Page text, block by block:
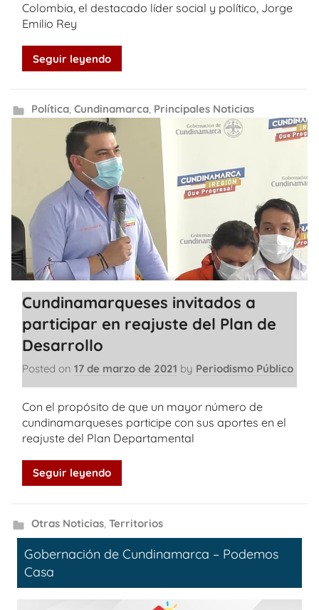
Colombia, el destacado líder social y político, Jorge
Emilio Rey
Seguir leyendo
Política, Cundinamarca, Principales Noticias
Cundinamarqueses invitados a
participar en reajuste del Plan de
Desarrollo
Posted on 17 de marzo de 2021 by Periodismo Público
Con el propósito de que un mayor número de
cundinamarqueses participe con sus aportes en el
reajuste del Plan Departamental
Seguir leyendo
Otras Noticias, Territorios
Gobernación de Cundinamarca – Podemos
Casa